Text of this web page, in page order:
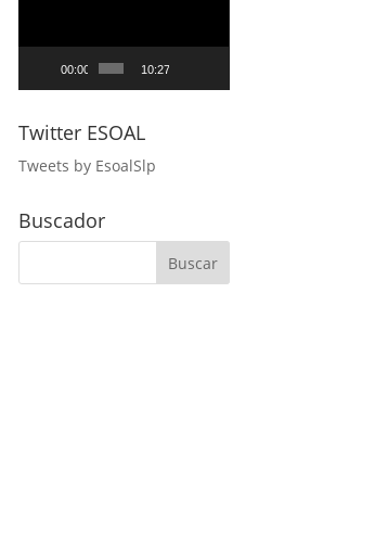
00:00 10:27
Twitter ESOAL
Tweets by EsoalSlp
Buscador